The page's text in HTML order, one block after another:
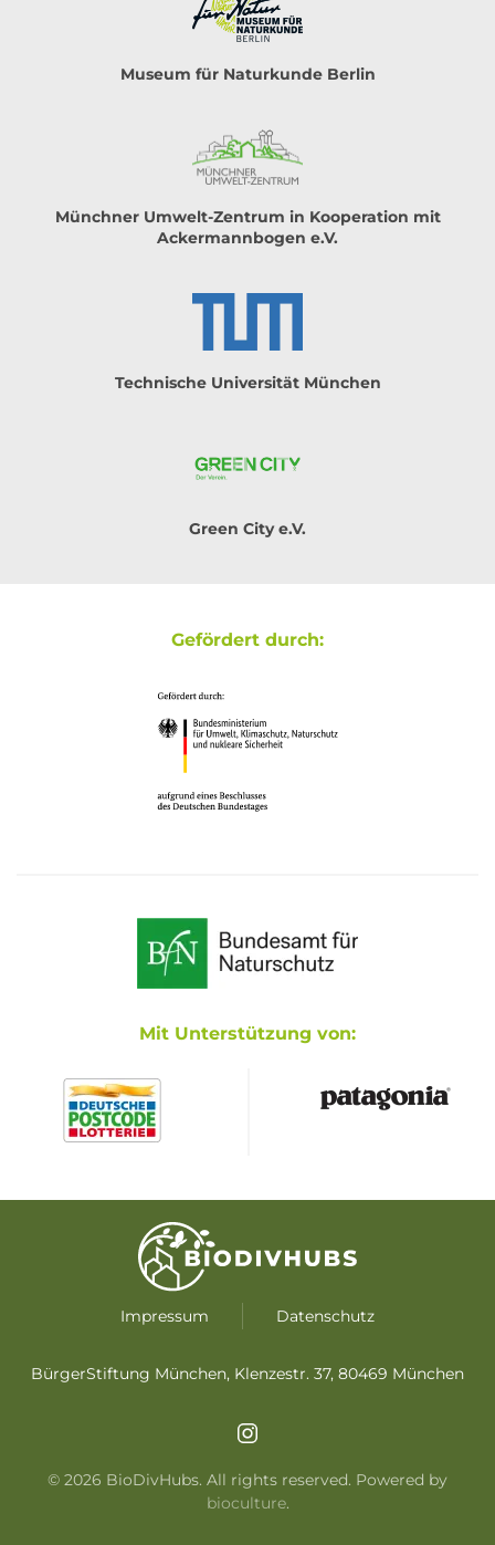
Museum für Naturkunde Berlin
Münchner Umwelt-Zentrum in Kooperation mit
Ackermannbogen e.V.
Technische Universität München
Green City e.V.
Gefördert durch:
Mit Unterstützung von:
Impressum Datenschutz
BürgerStiftung München, Klenzestr. 37, 80469 München
© 2026 BioDivHubs. All rights reserved. Powered by
bioculture.